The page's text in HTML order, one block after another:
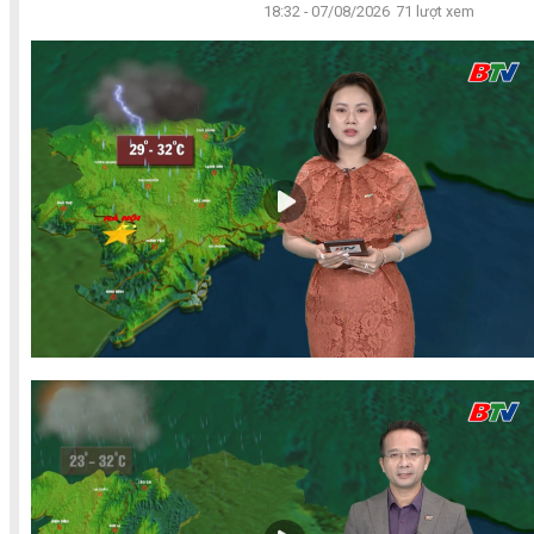
18:32 - 07/08/2026 71 lượt xem